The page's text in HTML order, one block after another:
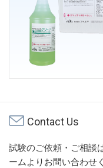
Contact Us
試験のご依頼・ご相談
ームよりお問い合わせ